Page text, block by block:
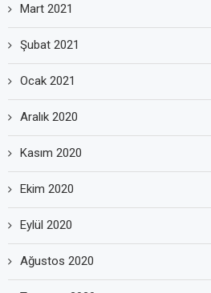
Mart 2021
Şubat 2021
Ocak 2021
Aralık 2020
Kasım 2020
Ekim 2020
Eylül 2020
Ağustos 2020